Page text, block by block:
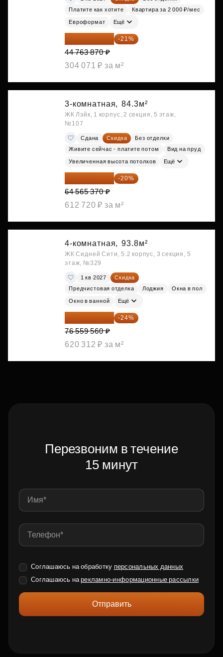
Платите как хотите
Квартира за 2 000 ₽/мес
Евроформат Ещё
35 363 457 ₽ -21%
44 763 870 ₽
304 071 ₽ за м²
3-комнатная, 84.3м²
ЖК Лэйк, 1 корпус, 2 секция, 5 этаж,
№107
Сдана Скидка
Без отделки
Живите сейчас - платите потом
Вид на пруд
Увеличенная высота потолков Ещё
51 652 296 ₽ -20%
64 565 370 ₽
612 720 ₽ за м²
4-комнатная, 93.8м²
ЖК Сидней Сити, 5.2 корпус, 3 секция, 5
этаж, №329
1 кв 2027
Скидка
Предчистовая отделка
Лоджия Окна в пол
Окно в ванной Ещё
58 185 266 ₽ -24%
76 559 560 ₽
620 312 ₽ за м²
Перезвоним в течение
15 минут
Соглашаюсь на обработку персональных данных
Соглашаюсь нарекламно-информационные рассылки
Отправить